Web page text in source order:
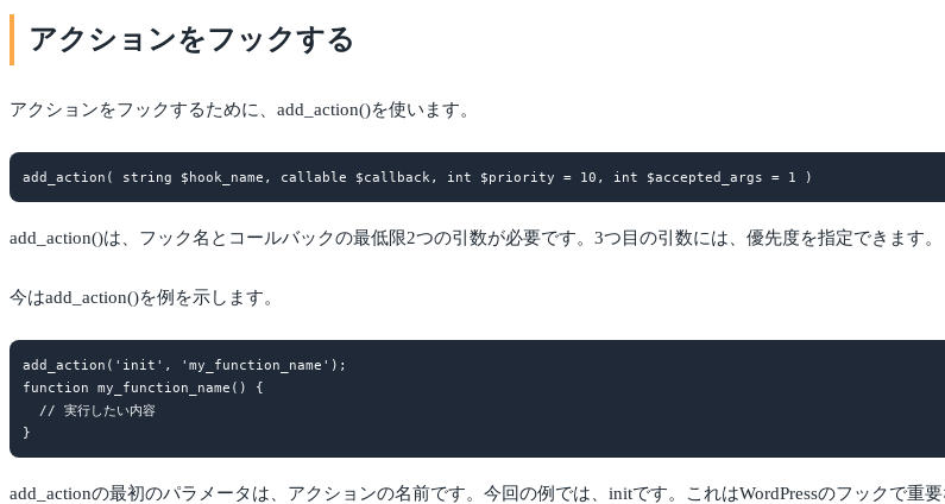
アクションをフックする
アクションをフックするために、add_action()を使います。
add_action()は、フック名とコールバックの最低限2つの引数が必要です。3つ目の引数には、優先度を指定できます。
今はadd_action()を例を示します。
add_action('init', 'my_function_name');
function my_function_name() {
  // 実行したい内容
add_actionの最初のパラメータは、アクションの名前です。今回の例では、initです。これはWordPressのフックで重